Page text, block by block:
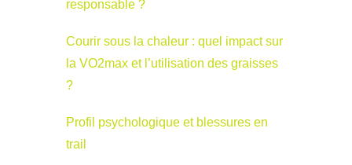
responsable ?
Courir sous la chaleur : quel impact sur
la VO2max et l’utilisation des graisses
?
Profil psychologique et blessures en
trail